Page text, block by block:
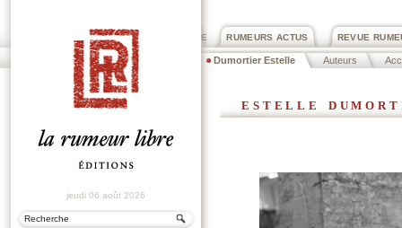
REVUE
RUMEURS ACTUS
PRIX ROGER DEXTRE
Dumortier Estelle Auteurs
jeudi 06 août 2026
estelle